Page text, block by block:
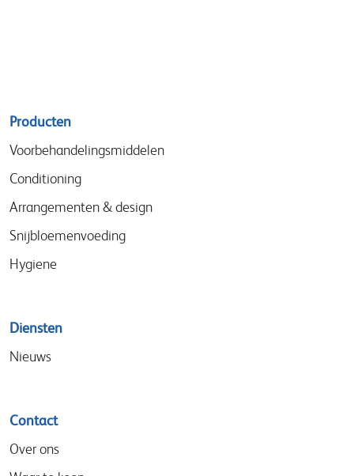
Sitemap
menu
Producten
Voorbehandelingsmiddelen
Conditioning
Arrangementen & design
Snijbloemenvoeding
Hygiene
Diensten
Nieuws
Contact
Over ons